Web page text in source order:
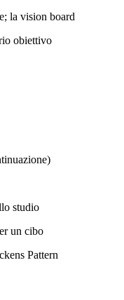
la vision board
obiettivo
studio
un cibo
Pattern